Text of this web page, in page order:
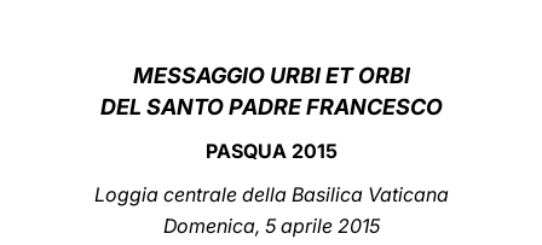
العربيّة
中文
MESSAGGIO URBI ET ORBI
DEL SANTO PADRE FRANCESCO
PASQUA2015
Loggia centrale della Basilica Vaticana
Domenica, 5 aprile 2015